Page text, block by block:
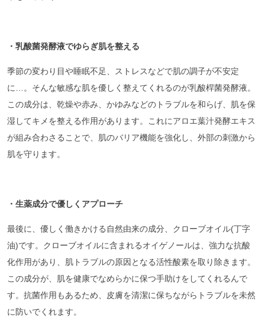
・乳酸菌発酵液でゆらぎ肌を整える
季節の変わり目や睡眠不足、ストレスなどで肌の調子が不安定
に…。そんな敏感な肌を優しく整えてくれるのが乳酸桿菌発酵液。
この成分は、乾燥や赤み、かゆみなどのトラブルを和らげ、肌を保
湿してキメを整える作用があります。これにアロエ葉汁発酵エキス
が組み合わさることで、肌のバリア機能を強化し、外部の刺激から
肌を守ります。
・生薬成分で優しくアプローチ
最後に、優しく働きかける自然由来の成分、クローブオイル(丁字
油)です。クローブオイルに含まれるオイゲノールは、強力な抗酸
化作用があり、肌トラブルの原因となる活性酸素を取り除きます。
この成分が、肌を健康でなめらかに保つ手助けをしてくれるんで
す。抗菌作用もあるため、皮膚を清潔に保ちながらトラブルを未然
に防いでくれます。